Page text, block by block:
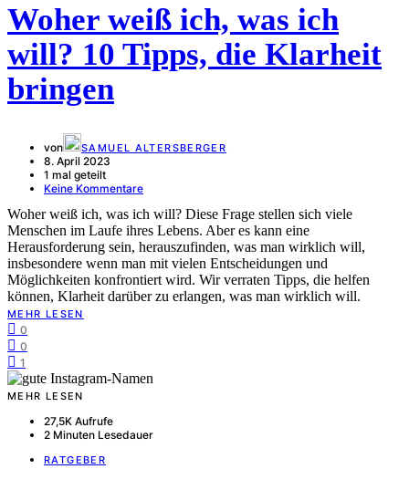
Woher weiß ich, was ich
will? 10 Tipps, die Klarheit
bringen
von SAMUEL ALTERSBERGER
8. April 2023
1 mal geteilt
Keine Kommentare
Woher weiß ich, was ich will? Diese Frage stellen sich viele
Menschen im Laufe ihres Lebens. Aber es kann eine
Herausforderung sein, herauszufinden, was man wirklich will,
insbesondere wenn man mit vielen Entscheidungen und
Möglichkeiten konfrontiert wird. Wir verraten Tipps, die helfen
können, Klarheit darüber zu erlangen, was man wirklich will.
MEHR LESEN
0
0
1
MEHR LESEN
27,5K Aufrufe
2 Minuten Lesedauer
RATGEBER